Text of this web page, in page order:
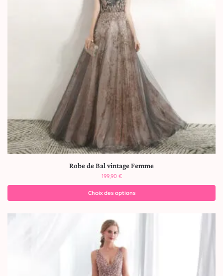
Robe de Bal vintage Femme
199,90 €
Choix des options